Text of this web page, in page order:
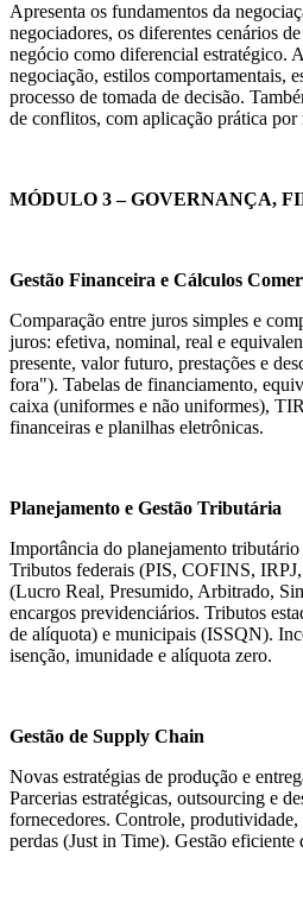
Apresenta os fundamentos da
negociadores, os diferentes cenários
negócio como diferencial estratégico.
negociação, estilos comportamentais,
processo de tomada de decisão.
de conflitos, com aplicação prática por
MÓDULO 3 – GOVERNANÇA,
Gestão Financeira e Cálculos
Comparação entre juros simples e
juros: efetiva, nominal, real e
presente, valor futuro, prestações e
fora"). Tabelas de financiamento,
caixa (uniformes e não uniformes),
financeiras e planilhas eletrônicas.
Planejamento e Gestão Tributária
Importância do planejamento
Tributos federais (PIS, COFINS,
(Lucro Real, Presumido, Arbitrado,
encargos previdenciários. Tributos
de alíquota) e municipais (ISSQN).
isenção, imunidade e alíquota zero.
Gestão de Supply Chain
Novas estratégias de produção e
Parcerias estratégicas, outsourcing e
fornecedores. Controle, produtividade,
perdas (Just in Time). Gestão eficiente